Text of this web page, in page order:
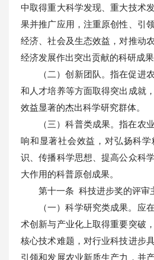
中取得重大科学发现、重大技术
果并推广应用，注重原创性、引
经济、社会及生态效益，对推动
经济发展作出突出贡献的科研成果
（二）创新团队。指在促进
和人才培养等方面取得突出成就
效益显著的杰出科学研究群体。
（三）科普类成果。指在农
响和显著社会效益，对弘扬科
识、传播科学思想、提高公众科
大作用的科普原创成果。
第十一条 科技进步奖的评审
（一）科学研究类成果。应
术创新与产业化上取得重要突破
核心技术难题，对行业科技进步
引领和发展农业新质生产力，并